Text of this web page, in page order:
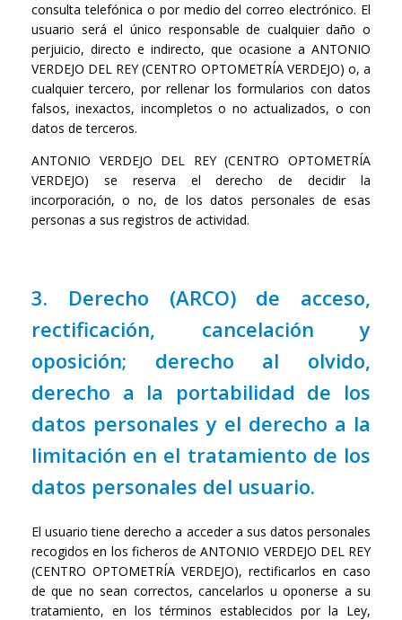
consulta telefónica o por medio del correo electrónico. El
usuario será el único responsable de cualquier daño o
perjuicio, directo e indirecto, que ocasione a ANTONIO
VERDEJO DEL REY (CENTRO OPTOMETRÍA VERDEJO) o, a
cualquier tercero, por rellenar los formularios con datos
falsos, inexactos, incompletos o no actualizados, o con
datos de terceros.
ANTONIO VERDEJO DEL REY (CENTRO OPTOMETRÍA
VERDEJO) se reserva el derecho de decidir la
incorporación, o no, de los datos personales de esas
personas a sus registros de actividad.
3. Derecho (ARCO) de acceso,
rectificación, cancelación y
oposición; derecho al olvido,
derecho a la portabilidad de los
datos personales y el derecho a la
limitación en el tratamiento de los
datos personales del usuario.
El usuario tiene derecho a acceder a sus datos personales
recogidos en los ficheros de ANTONIO VERDEJO DEL REY
(CENTRO OPTOMETRÍA VERDEJO), rectificarlos en caso
de que no sean correctos, cancelarlos u oponerse a su
tratamiento, en los términos establecidos por la Ley,